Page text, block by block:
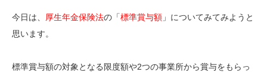
今日は、 厚生年金保険法の「標準賞与額 」についてみてみようと
思います。
標準賞与額の対象となる限度額や2つの事業所から賞与をもらっ